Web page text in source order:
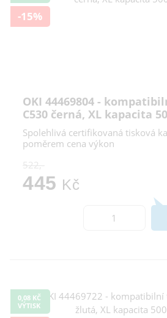
-15%
OKI 44469804 -
C530 černá, XL kapacita
Spolehlivá certifikovaná tisková
poměrem cena výkon
522,-
445 Kč
0,08 KČ
VÝTISK